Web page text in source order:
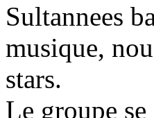
Sultannees
musique,
stars.
Le groupe